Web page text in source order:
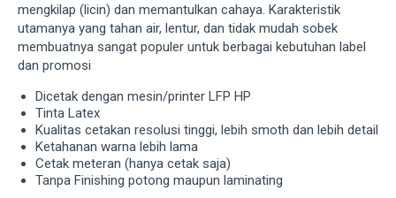
mengkilap (licin) dan memantulkan cahaya. Karakteristik
utamanya yang tahan air, lentur, dan tidak mudah sobek
membuatnya sangat populer untuk berbagai kebutuhan label
dan promosi
Dicetak dengan mesin/printer LFP HP
Tinta Latex
Kualitas cetakan resolusi tinggi, lebih smoth dan lebih detail
Ketahanan warna lebih lama
Cetak meteran (hanya cetak saja)
Tanpa Finishing potong maupun laminating